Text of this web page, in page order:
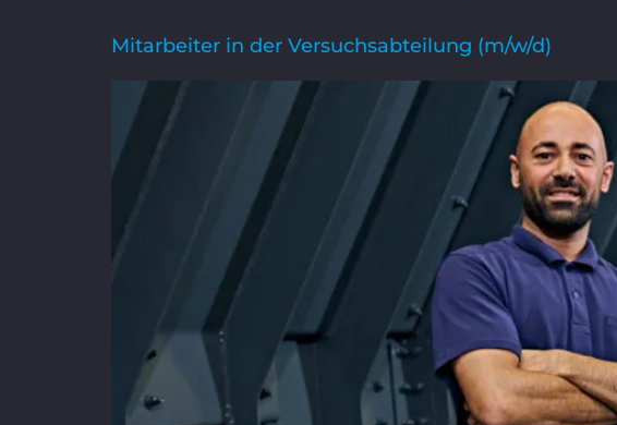
Mitarbeiter in der Versuchsabteilung (m/w/d)